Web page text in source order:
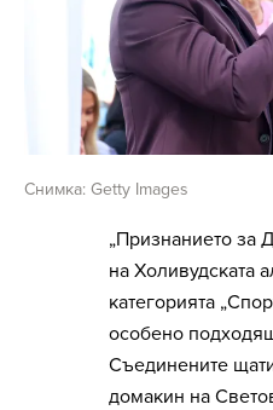
Снимка: Getty Images
„Признанието за
на Холивудската
категорията
особено
Съединените
домакин на